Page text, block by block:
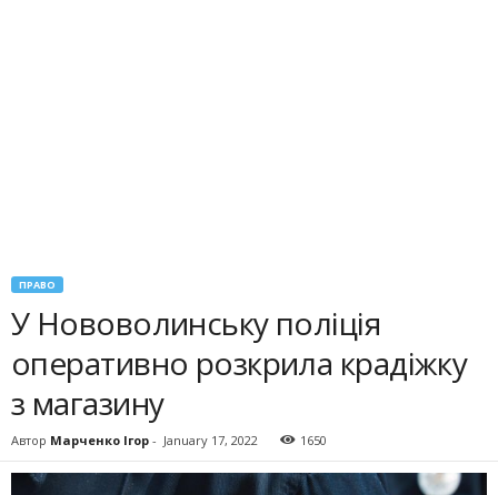
ПРАВО
У Нововолинську поліція
оперативно розкрила крадіжку
з магазину
Автор Марченко Ігор - January 17, 2022 1650